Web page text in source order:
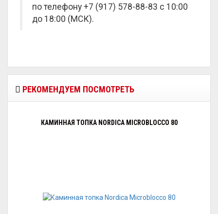
по телефону +7 (917) 578-88-83 с 10:00
до 18:00 (МСК).
РЕКОМЕНДУЕМ ПОСМОТРЕТЬ
КАМИННАЯ ТОПКА NORDICA MICROBLOCCO 80